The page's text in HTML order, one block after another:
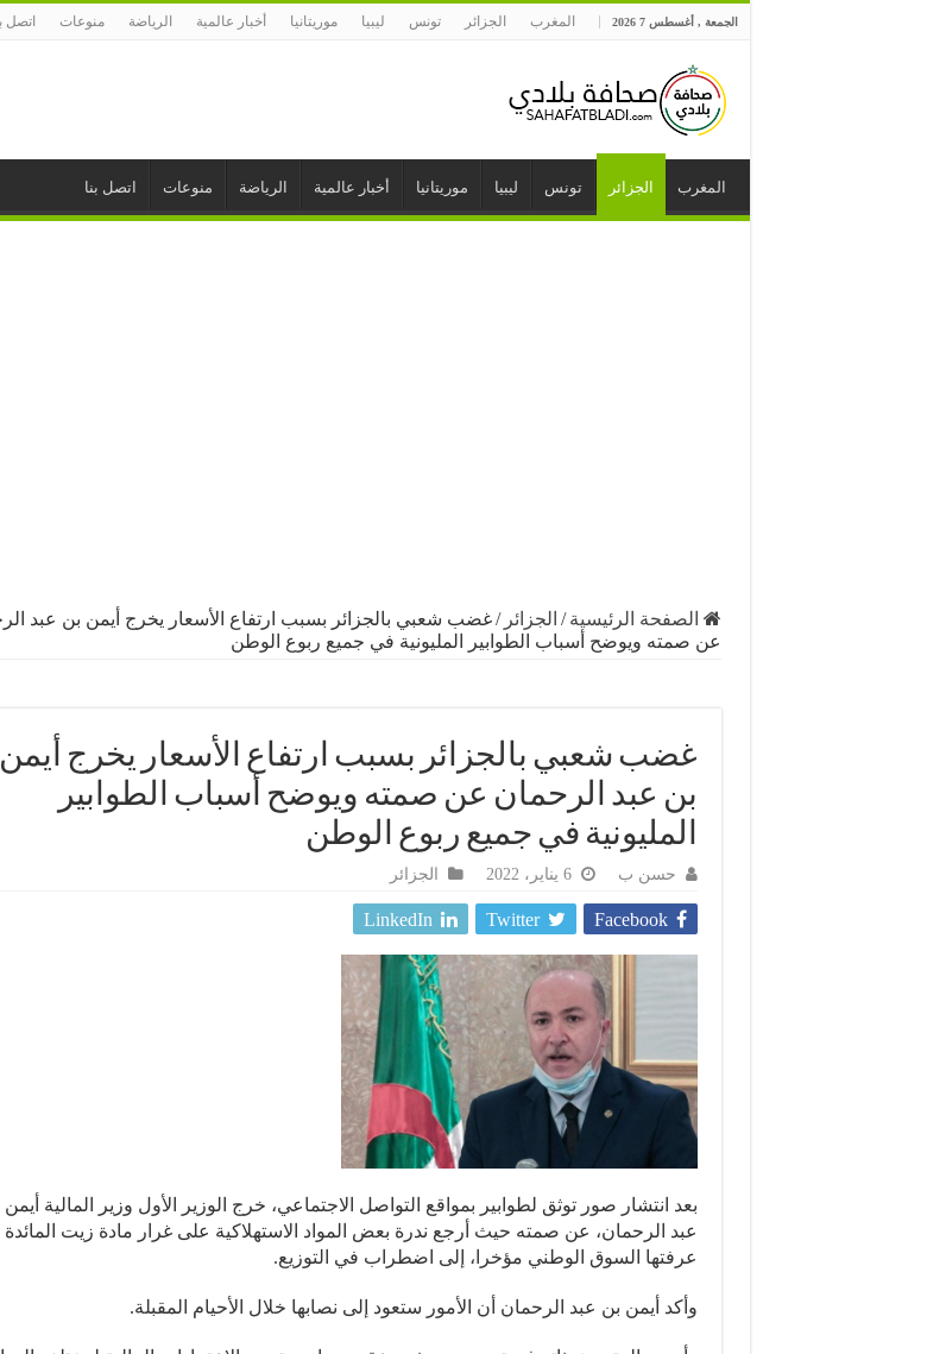
الجمعة , أغسطس 7 2026 المغرب الجزائر تونس ليبيا موريتانيا أخبار عالمية الرياضة منوعات اتصل
المغرب الجزائر تونس ليبيا موريتانيا أخبار عالمية الرياضة منوعات اتصل بنا
الصفحة الرئيسية / الجزائر / غضب شعبي بالجزائر بسبب ارتفاع الأسعار يخرج أيمن بن عبد
عن صمته ويوضح أسباب الطوابير المليونية في جميع ربوع الوطن
غضب شعبي بالجزائر بسبب ارتفاع الأسعار يخرج أيمن
بن عبد الرحمان عن صمته ويوضح أسباب الطوابير
المليونية في جميع ربوع الوطن
حسن ب 6 يناير، 2022 الجزائر
Facebook
Twitter
LinkedIn
بعد انتشار صور توثق لطوابير بمواقع التواصل الاجتماعي، خرج الوزير الأول وزير المالية أيمن
عبد الرحمان، عن صمته حيث أرجع ندرة بعض المواد الاستهلاكية على غرار مادة زيت المائدة
عرفتها السوق الوطني مؤخرا، إلى اضطراب في التوزيع.
وأكد أيمن بن عبد الرحمان أن الأمور ستعود إلى نصابها خلال الأحيام المقبلة.